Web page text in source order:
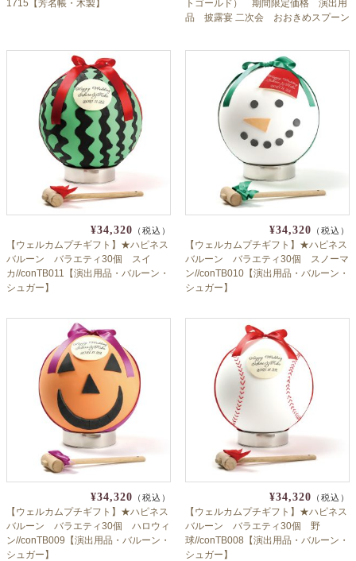
1715【芳名帳・木製】
トゴールド） 期間限定価格 演出用
品 披露宴 二次会 おおきめスプーン
¥34,320 （税込）
【ウェルカムプチギフト】★ハピネス
バルーン バラエティ30個 スイ
カ//conTB011【演出用品・バルーン・
シュガー】
¥34,320 （税込）
【ウェルカムプチギフト】★ハピネス
バルーン バラエティ30個 スノーマ
ン//conTB010【演出用品・バルーン・
シュガー】
¥34,320 （税込）
【ウェルカムプチギフト】★ハピネス
バルーン バラエティ30個 ハロウィ
ン//conTB009【演出用品・バルーン・
シュガー】
¥34,320 （税込）
【ウェルカムプチギフト】★ハピネス
バルーン バラエティ30個 野
球//conTB008【演出用品・バルーン・
シュガー】